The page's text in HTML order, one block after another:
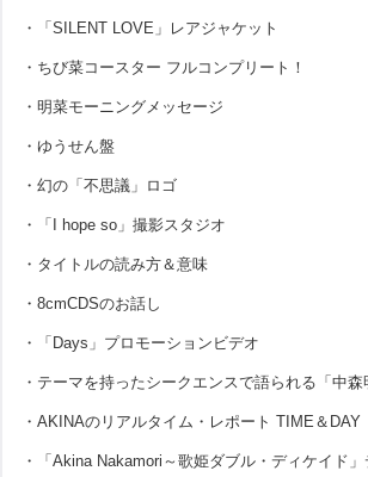
・「SILENT LOVE」レアジャケット
・ちび菜コースター フルコンプリート！
・明菜モーニングメッセージ
・ゆうせん盤
・幻の「不思議」ロゴ
・「I hope so」撮影スタジオ
・タイトルの読み方＆意味
・8cmCDSのお話し
・「Days」プロモーションビデオ
・テーマを持ったシークエンスで語られる「中森
・AKINAのリアルタイム・レポート TIME＆DAY
・「Akina Nakamori～歌姫ダブル・ディケイド